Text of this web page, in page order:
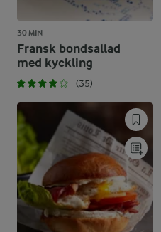
30 MIN
Fransk bondsallad
med kyckling
(35)